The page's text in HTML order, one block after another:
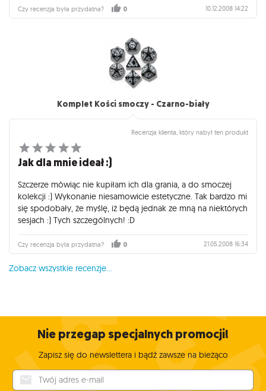
Czy recenzja była przydatna? 0 10.12.2008 14:22
Komplet Kości smoczy - Czarno-biały
Recenzja klienta, który nabył ten produkt
Jak dla mnie ideał :)
Szczerze mówiąc nie kupiłam ich dla grania, a do smoczej
kolekcji :) Wykonanie niesamowicie estetyczne. Tak bardzo mi
się spodobały, że myślę, iż będą jednak ze mną na niektórych
sesjach :) Tych szczególnych! :D
Czy recenzja była przydatna? 0 21.05.2008 16:34
Zobacz wszystkie recenzje...
Nie przegap specjalnych promocji!
Zapisz się do newslettera i bądź zawsze na bieżąco